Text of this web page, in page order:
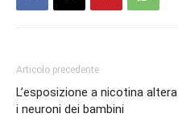
Articolo precedente
L’esposizione a nicotina altera
i neuroni dei bambini